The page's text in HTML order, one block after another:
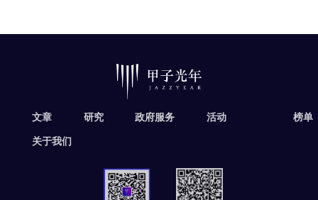
文章 研究 政府服务 活动 榜单
关于我们